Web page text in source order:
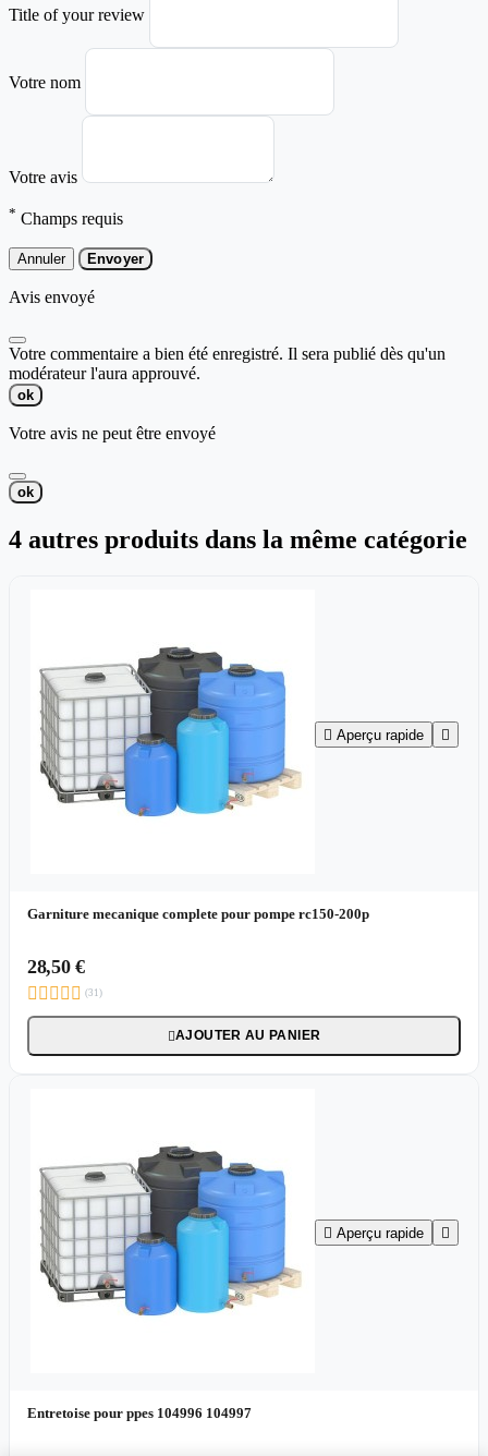
Title of your review
Votre nom
Votre avis
* Champs requis
Annuler Envoyer
Avis envoyé
Votre commentaire a bien été enregistré. Il sera publié dès qu'un
modérateur l'aura approuvé.
ok
Votre avis ne peut être envoyé
ok
4 autres produits dans la même catégorie
 Aperçu rapide 
Garniture mecanique complete pour pompe rc150-200p
28,50 €
     (31)
AJOUTER AU PANIER
 Aperçu rapide 
Entretoise pour ppes 104996 104997